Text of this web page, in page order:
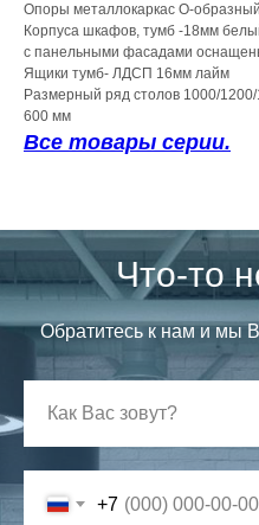
Опоры металлокаркас О-
Корпуса шкафов, тумб -18мм
с панельными фасадами
Ящики тумб- ЛДСП 16мм лайм
Размерный ряд столов 1000/
600 мм
Все товары серии.
Что-то
Обратитесь к нам и мы
+7